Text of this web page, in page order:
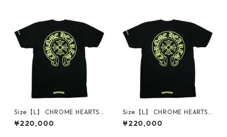
Size【L】 CHROME HEARTS
クロム・ハーツ HORSESHOE
S/S TEE BLACK/NEON YELLO
¥220,000
Size【L】 CHROME HEARTS
クロム・ハーツ HORSESHOE
S/S TEE BLACK/NEON YELLO
¥220,000